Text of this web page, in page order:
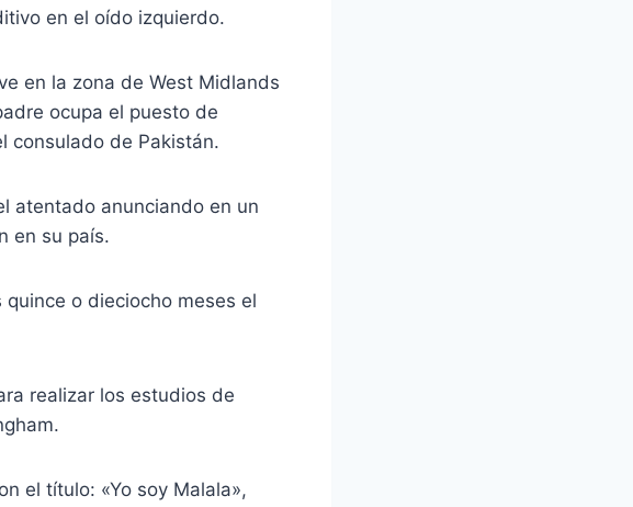
en el oído izquierdo.
en la zona de West Midlands
ocupa el puesto de
consulado de Pakistán.
atentado anunciando en un
en su país.
o dieciocho meses el
realizar los estudios de
el título: «Yo soy Malala»,